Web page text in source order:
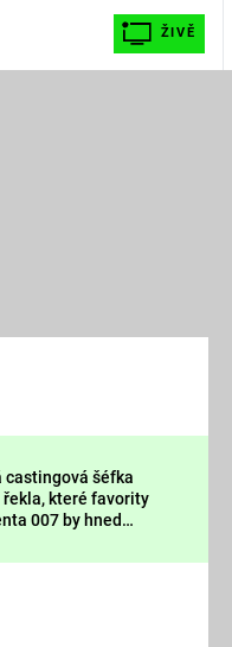
ŽIVĚ
Prima LAJK
Sledujte nás
castingová šéfka
řekla, které favority
007 by hned